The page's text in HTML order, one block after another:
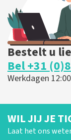
Bestelt u
Bel +31
Werkdagen
WIL JIJ JE
Laat het ons